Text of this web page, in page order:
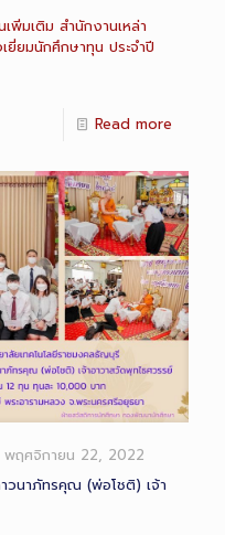
เพิ่มเติม สำนักงานเหล่า
ยี่ยมนักศึกษาทุน ประจำปี
Read more
พฤศจิกายน 22, 2022
วนาภัทรคุณ (พ่อโชติ) เจ้า